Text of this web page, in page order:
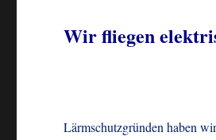
Wir fliegen
Lärmschutzgründen haben